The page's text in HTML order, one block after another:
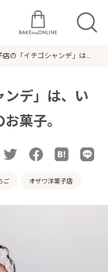
の「イチゴシャンデ」は、
ンデ」は、い
菓子。
ご オザワ洋菓子店